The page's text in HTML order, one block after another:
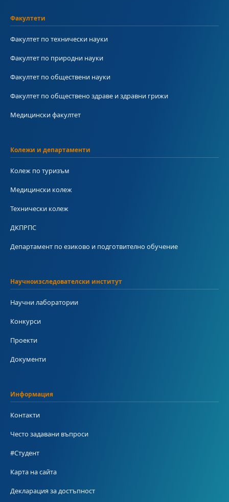
Факултети
Факултет по технически науки
Факултет по природни науки
Факултет по обществени науки
Факултет по обществено здраве и здравни грижи
Медицински факултет
Колежи и департаменти
Колеж по туризъм
Медицински колеж
Технически колеж
ДКПРПС
Департамент по езиково и подготвително обучение
Научноизследователски институт
Научни лаборатории
Конкурси
Проекти
Документи
Информация
Контакти
Често задавани въпроси
#Студент
Карта на сайта
Декларация за достъпност